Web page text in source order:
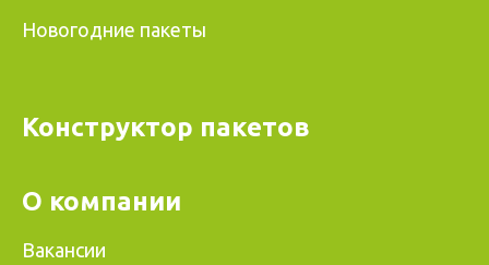
Новогодние пакеты
Конструктор пакетов
О компании
Вакансии